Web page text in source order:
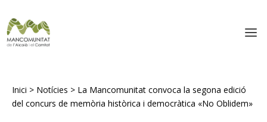
Inici > Notícies > La Mancomunitat convoca la segona edició
del concurs de memòria històrica i democràtica «No Oblidem»